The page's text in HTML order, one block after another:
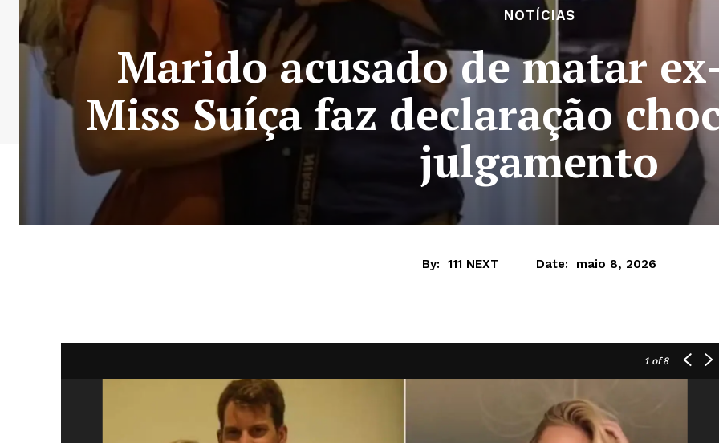
NOTÍCIAS
Marido acusado de matar
Miss Suíça faz declaração
julgamento
By: 111 NEXT Date: maio 8, 2026
1 of 8